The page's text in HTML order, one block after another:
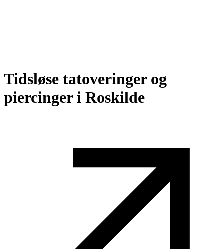
Tidsløse tatoveringer og
piercinger i Roskilde